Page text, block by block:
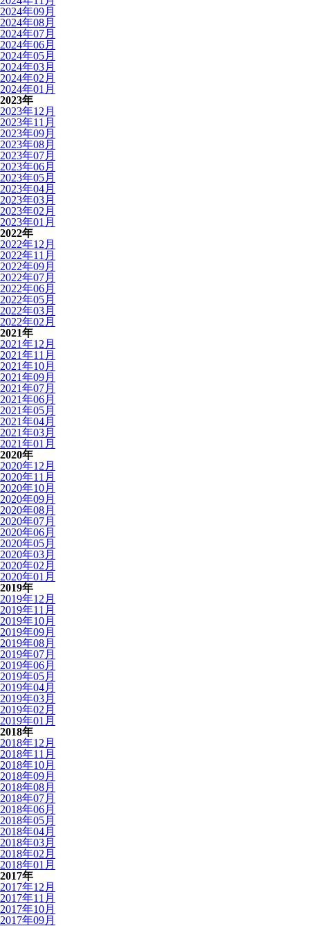
2024年09月
2024年08月
2024年07月
2024年06月
2024年05月
2024年03月
2024年02月
2024年01月
2023年
2023年12月
2023年11月
2023年09月
2023年08月
2023年07月
2023年06月
2023年05月
2023年04月
2023年03月
2023年02月
2023年01月
2022年
2022年12月
2022年11月
2022年09月
2022年07月
2022年06月
2022年05月
2022年03月
2022年02月
2021年
2021年12月
2021年11月
2021年10月
2021年09月
2021年07月
2021年06月
2021年05月
2021年04月
2021年03月
2021年01月
2020年
2020年12月
2020年11月
2020年10月
2020年09月
2020年08月
2020年07月
2020年06月
2020年05月
2020年03月
2020年02月
2020年01月
2019年
2019年12月
2019年11月
2019年10月
2019年09月
2019年08月
2019年07月
2019年06月
2019年05月
2019年04月
2019年03月
2019年02月
2019年01月
2018年
2018年12月
2018年11月
2018年10月
2018年09月
2018年08月
2018年07月
2018年06月
2018年05月
2018年04月
2018年03月
2018年02月
2018年01月
2017年
2017年12月
2017年11月
2017年10月
2017年09月